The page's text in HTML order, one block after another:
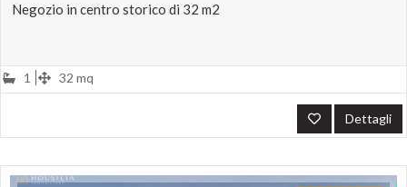
Negozio in centro storico di 32 m2
1 32 mq
Dettagli